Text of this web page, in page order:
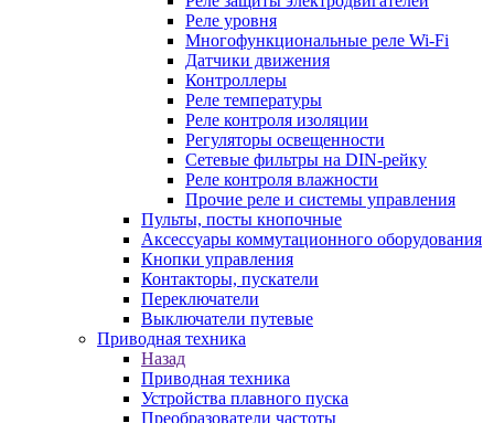
Реле уровня
Многофункциональные реле Wi-Fi
Датчики движения
Контроллеры
Реле температуры
Реле контроля изоляции
Регуляторы освещенности
Сетевые фильтры на DIN-рейку
Реле контроля влажности
Прочие реле и системы управления
Пульты, посты кнопочные
Аксессуары коммутационного оборудования
Кнопки управления
Контакторы, пускатели
Переключатели
Выключатели путевые
Приводная техника
Назад
Приводная техника
Устройства плавного пуска
Преобразователи частоты